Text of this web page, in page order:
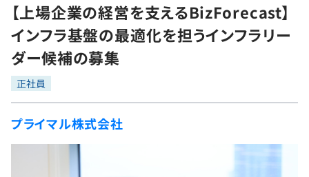
転職成功ガイド
転職エージェント
インタビュー
転職成功ガイド
求人検索
本選考
インターン
新卒エージェント
イベント・セミナー
学習
問題集
4択課題
プログラミング言語
ゲーム・マンガ
Tech Team Journal
paizaとは？
【上場企業の経営を支えるBizForecast】
インフラ基盤の最適化を担うインフラリー
ダー候補の募集
正社員
プライマル株式会社